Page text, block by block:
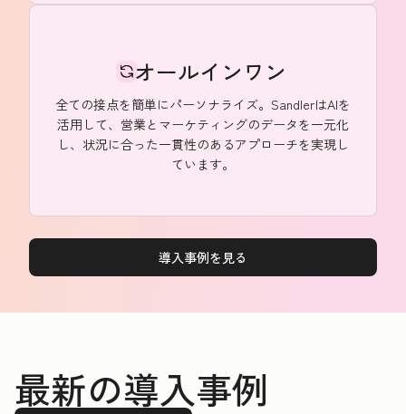
オールインワン
全ての接点を簡単にパーソナライズ。SandlerはAIを
活用して、営業とマーケティングのデータを一元化
し、状況に合った一貫性のあるアプローチを実現し
ています。
導入事例を見る
最新の導入事例